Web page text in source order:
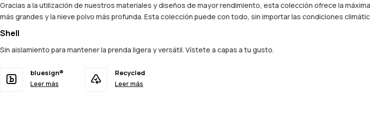
Gracias a la utilización de nuestros materiales y diseños de mayor rendimiento, esta colección ofrece la
más grandes y la nieve polvo más profunda. Esta colección puede con todo, sin importar las condiciones
Shell
Sin aislamiento para mantener la prenda ligera y versátil. Vístete a capas a tu gusto.
bluesign®
Leer más
Recycled
Leer más